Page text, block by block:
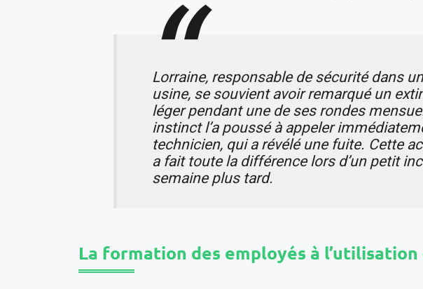
Lorraine, responsable de sécurité dans
usine, se souvient avoir remarqué un
léger pendant une de ses rondes
instinct l’a poussé à appeler
technicien, qui a révélé une fuite. Cette
a fait toute la différence lors d’un petit
semaine plus tard.
La formation des employés à